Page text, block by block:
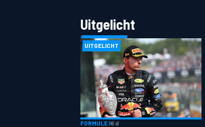
Uitgelicht
UITGELICHT
FORMULE 16 d